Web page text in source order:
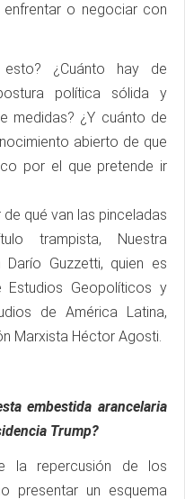
enfrentar o negociar con
¿Cuánto hay de
política sólida y
medidas? ¿Y cuánto de
abierto de que
por el que pretende ir
qué van las pinceladas
trampista, Nuestra
Guzzetti, quien es
Estudios Geopolíticos y
de América Latina,
Marxista Héctor Agosti.
embestida arancelaria
Trump?
la repercusión de los
presentar un esquema